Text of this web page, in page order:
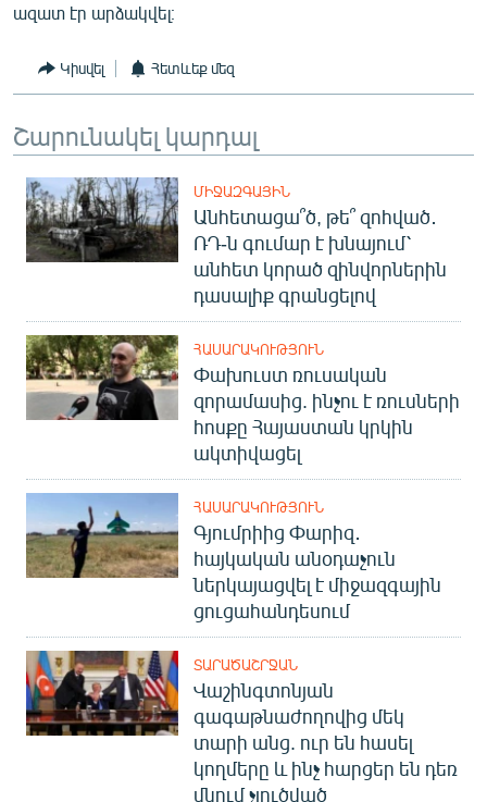
«Ազատության» բոլոր կայքերը
ազատ էր արձակվել։
Կիսվել Հետևեք մեզ
Շարունակել կարդալ
ՄԻՋԱԶԳԱՅԻՆ
Անհետացա՞ծ, թե՞ զոհված․
ՌԴ-ն գումար է խնայում՝
անհետ կորած զինվորներին
դասալիք գրանցելով
ՀԱՍԱՐԱԿՈՒԹՅՈՒՆ
Փախուստ ռուսական
զորամասից. ինչու է ռուսների
հոսքը Հայաստան կրկին
ակտիվացել
ՀԱՍԱՐԱԿՈՒԹՅՈՒՆ
Գյումրիից Փարիզ․
հայկական անօդաչուն
ներկայացվել է միջազգային
ցուցահանդեսում
ՏԱՐԱԾԱՇՐՋԱՆ
Վաշինգտոնյան
գագաթնաժողովից մեկ
տարի անց. ուր են հասել
կողմերը և ինչ հարցեր են դեռ
մնում չլուծված